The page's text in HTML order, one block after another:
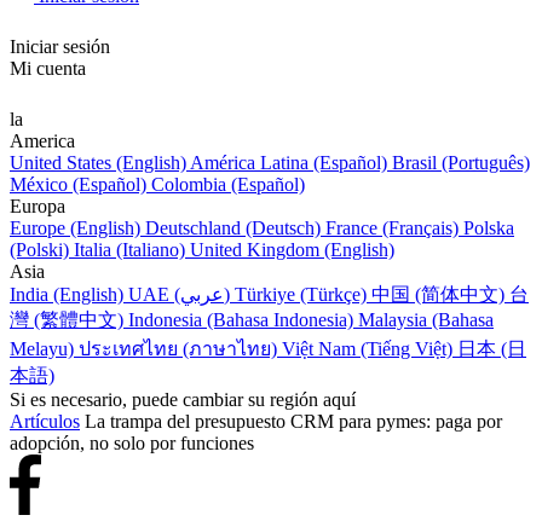
Iniciar sesión
Mi cuenta
la
America
United States (English) América Latina (Español) Brasil (Português)
México (Español) Colombia (Español)
Europa
Europe (English) Deutschland (Deutsch) France (Français) Polska
(Polski) Italia (Italiano) United Kingdom (English)
Asia
India (English)
UAE (عربي) Türkiye (Türkçe) 中国 (简体中文) 台
灣 (繁體中文) Indonesia (Bahasa Indonesia) Malaysia (Bahasa
Melayu) ประเทศไทย (ภาษาไทย) Việt Nam (Tiếng Việt) 日本 (日
本語)
Si es necesario, puede cambiar su región aquí
Artículos La trampa del presupuesto CRM para pymes: paga por
adopción, no solo por funciones